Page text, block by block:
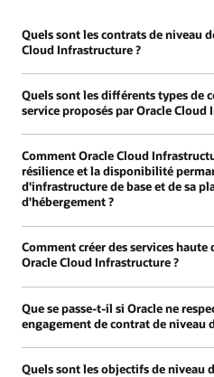
Quels sont les contrats de niveau
Cloud Infrastructure ?
Quels sont les différents types de
service proposés par Oracle Cloud
Comment Oracle Cloud
résilience et la disponibilité
d'infrastructure de base et de sa
d'hébergement ?
Comment créer des services
Oracle Cloud Infrastructure ?
Que se passe-t-il si Oracle ne
engagement de contrat de niveau
Quels sont les objectifs de niveau